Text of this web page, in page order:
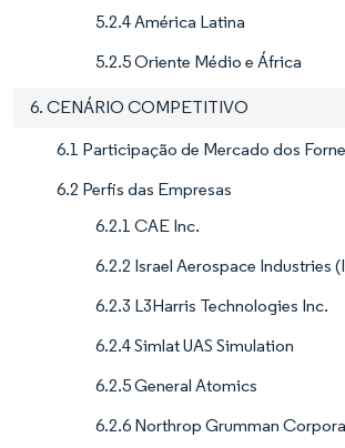
5.2.4 América Latina
5.2.5 Oriente Médio e África
6. CENÁRIO COMPETITIVO
6.1 Participação de Mercado dos
6.2 Perfis das Empresas
6.2.1 CAE Inc.
6.2.2 Israel Aerospace Industries
6.2.3 L3Harris Technologies Inc.
6.2.4 Simlat UAS Simulation
6.2.5 General Atomics
6.2.6 Northrop Grumman